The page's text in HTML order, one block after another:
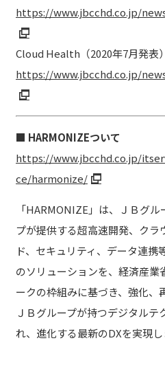
https://www.jbcchd.co.jp/
Cloud Health（2020年7月発表
https://www.jbcchd.co.jp/
■ HARMONIZEついて
https://www.jbcchd.co.jp/
ce/harmonize/
「HARMONIZE」は、ＪＢグル
プが提供する超高速開発、クラ
ド、セキュリティ、データ連携
のソリューションを、経済産業
ークの枠組みに基づき、強化、
ＪＢグループが持つデジタルテ
れ、進化する最新のDXを実現し